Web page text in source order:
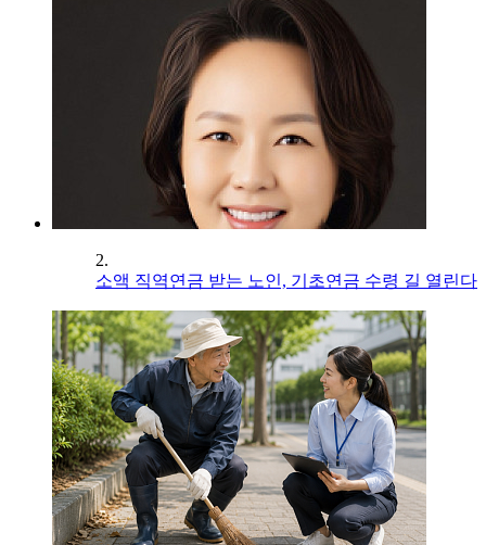
2.
소액 직역연금 받는 노인, 기초연금 수령 길 열린다